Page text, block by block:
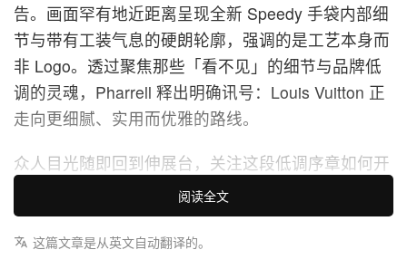
告。画面罕有地近距离呈现全新 Speedy 手袋内部细
节与带有工装气息的硬朗轮廓，强调的是工艺本身而
非 Logo。透过聚焦那些「看不见」的细节与品牌低
调的灵魂，Pharrell 释出明确讯号：Louis Vuitton 正
走向更细腻、实用而优雅的路线。
众人目光随即回到伸展台，关注这段低调序章如何开
展 LV 传承的新篇章。他的宏大蓝图，最终在一座名
为 DROPHAUS 的玻璃幕墙预制住宅中完整呈现，这
是与创新设计事务所 NOT A HOTEL 携手打造的作
阅读全文
这篇文章是从英文自动翻译的。